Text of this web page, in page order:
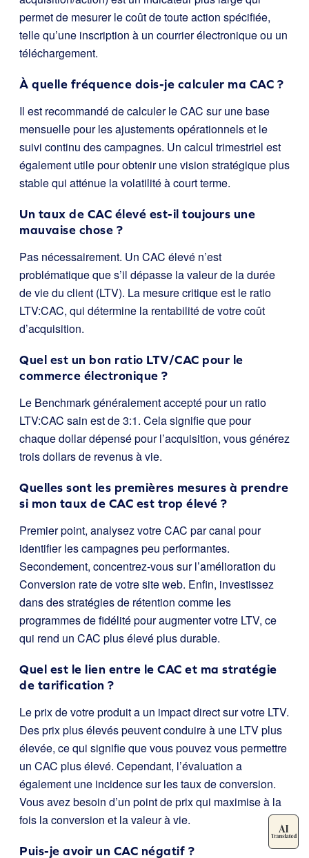
permet de mesurer le coût de toute action spécifiée,
telle qu’une inscription à un courrier électronique ou un
téléchargement.
À quelle fréquence dois-je calculer ma CAC ?
Il est recommandé de calculer le CAC sur une base
mensuelle pour les ajustements opérationnels et le
suivi continu des campagnes. Un calcul trimestriel est
également utile pour obtenir une vision stratégique plus
stable qui atténue la volatilité à court terme.
Un taux de CAC élevé est-il toujours une
mauvaise chose ?
Pas nécessairement. Un CAC élevé n’est
problématique que s’il dépasse la valeur de la durée
de vie du client (LTV). La mesure critique est le ratio
LTV:CAC, qui détermine la rentabilité de votre coût
d’acquisition.
Quel est un bon ratio LTV/CAC pour le
commerce électronique ?
Le Benchmark généralement accepté pour un ratio
LTV:CAC sain est de 3:1. Cela signifie que pour
chaque dollar dépensé pour l’acquisition, vous générez
trois dollars de revenus à vie.
Quelles sont les premières mesures à prendre
si mon taux de CAC est trop élevé ?
Premier point, analysez votre CAC par canal pour
identifier les campagnes peu performantes.
Secondement, concentrez-vous sur l’amélioration du
Conversion rate de votre site web. Enfin, investissez
dans des stratégies de rétention comme les
programmes de fidélité pour augmenter votre LTV, ce
qui rend un CAC plus élevé plus durable.
Quel est le lien entre le CAC et ma stratégie
de tarification ?
Le prix de votre produit a un impact direct sur votre LTV.
Des prix plus élevés peuvent conduire à une LTV plus
élevée, ce qui signifie que vous pouvez vous permettre
un CAC plus élevé. Cependant, l’évaluation a
également une incidence sur les taux de conversion.
Vous avez besoin d’un point de prix qui maximise à la
fois la conversion et la valeur à vie.
Puis-je avoir un CAC négatif ?